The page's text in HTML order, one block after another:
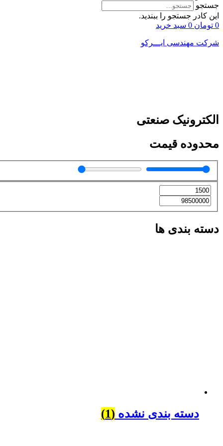
جستجو
این کادر جستجو را ببندید.
0 تومان 0 سبد خرید
شرکت مهندسی ایـــرکو
الکترونیک صنعتی
محدوده قیمت
دسته بندی ها
دسته بندی نشده (1)